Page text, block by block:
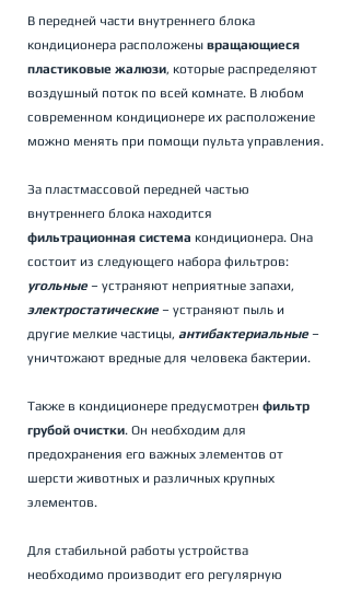
В передней части внутреннего блока
кондиционера расположены вращающиеся
пластиковые жалюзи, которые распределяют
воздушный поток по всей комнате. В любом
современном кондиционере их расположение
можно менять при помощи пульта управления.
За пластмассовой передней частью
внутреннего блока находится
фильтрационная система кондиционера. Она
состоит из следующего набора фильтров:
угольные – устраняют неприятные запахи,
электростатические – устраняют пыль и
другие мелкие частицы, антибактериальные –
уничтожают вредные для человека бактерии.
Также в кондиционере предусмотрен фильтр
грубой очистки. Он необходим для
предохранения его важных элементов от
шерсти животных и различных крупных
элементов.
Для стабильной работы устройства
необходимо производит его регулярную